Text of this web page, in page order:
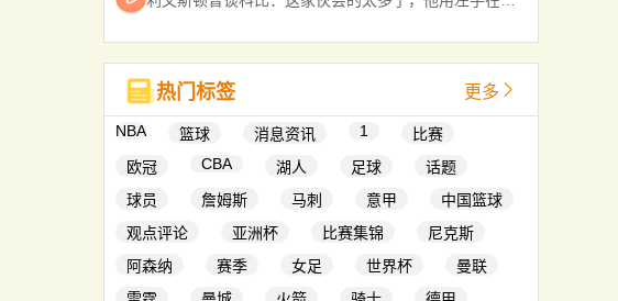
热门标签 更多
NBA 篮球 消息资讯 1
比赛
欧冠
CBA 湖人 足球
话题
球员
詹姆斯 马刺 意甲
中国篮球
观点评论
亚洲杯 比赛集锦
尼克斯
阿森纳
赛季 女足 世界杯
曼联